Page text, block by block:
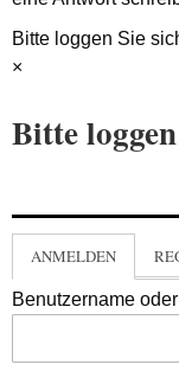
Bitte loggen Sie
×
Bitte
ANMELDEN
Benutzername